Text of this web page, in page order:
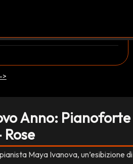
CONCLUSO
>
Anno: Pianoforte
Maya Ivanova, un’esibizione di